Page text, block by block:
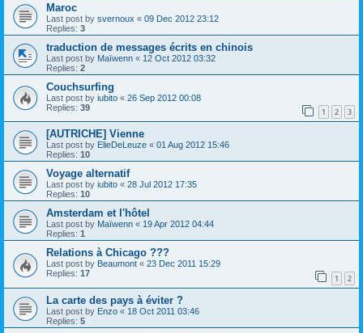
Maroc
Last post by svernoux « 09 Dec 2012 23:12
Replies: 3
traduction de messages écrits en chinois
Last post by Maïwenn « 12 Oct 2012 03:32
Replies: 2
Couchsurfing
Last post by iubito « 26 Sep 2012 00:08
Replies: 39 1 2 3
[AUTRICHE] Vienne
Last post by ElieDeLeuze « 01 Aug 2012 15:46
Replies: 10
Voyage alternatif
Last post by iubito « 28 Jul 2012 17:35
Replies: 10
Amsterdam et l'hôtel
Last post by Maïwenn « 19 Apr 2012 04:44
Replies: 1
Relations à Chicago ???
Last post by Beaumont « 23 Dec 2011 15:29
Replies: 17 1 2
La carte des pays à éviter ?
Last post by Enzo « 18 Oct 2011 03:46
Replies: 5